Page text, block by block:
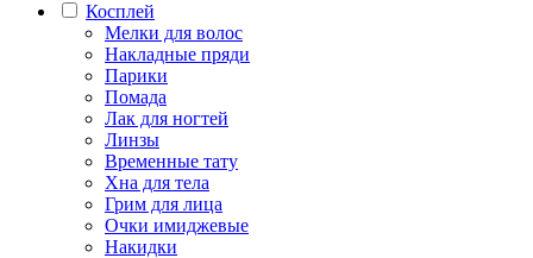
Косплей
Мелки для волос
Накладные пряди
Парики
Помада
Лак для ногтей
Линзы
Временные тату
Хна для тела
Грим для лица
Очки имиджевые
Накидки